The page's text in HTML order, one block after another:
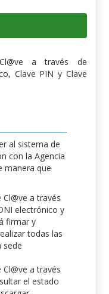
a través de
Clave PIN y Clave
al sistema de
con la Agencia
manera que
a través
electrónico y
firmar y
todas las
sede
a través
el estado